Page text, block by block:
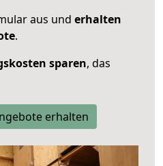
aus und erhalten
.
sparen, das
erhalten